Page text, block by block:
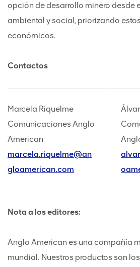
opción de desarrollo minero desde
ambiental y social, priorizando
económicos.
Contactos
Marcela Riquelme
Comunicaciones Anglo
American
marcela.riquelme@an
gloamerican.com
Nota a los editores:
Anglo American es una compañía
mundial. Nuestros productos son